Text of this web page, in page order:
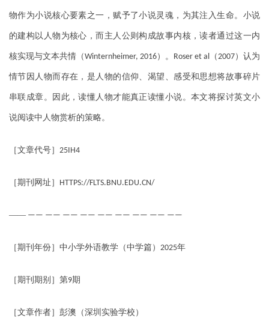
物作为小说核心要素之一，赋予了小说灵魂，为其注入生命。小说
的建构以人物为核心，而主人公则构成故事内核，读者通过这一内
核实现与文本共情（Winternheimer, 2016）。 Roser et al （2007）认为
情节因人物而存在，是人物的信仰、渴望、感受和思想将故事碎片
串联成章。因此，读懂人物才能真正读懂小说。本文将探讨英文小
说阅读中人物赏析的策略。
［文章代号］ 25IH4
［期刊网址］ HTTPS://FLTS.BNU.EDU.CN/
—— —— —— —— —— —— —— —— —— ——
［期刊年份］中小学外语教学（中学篇） 2025年
［期刊期别］第9期
［文章作者］彭澳（深圳实验学校）